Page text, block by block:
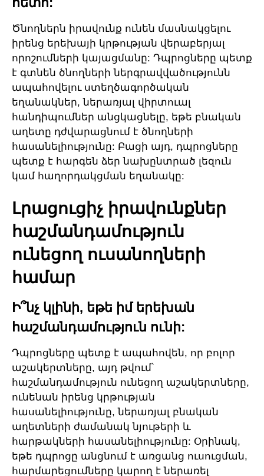
Ծնողներն իրավունք ունեն մասնակցելու
իրենց երեխայի կրթության վերաբերյալ
որոշումների կայացմանը: Դպրոցները պետք
է գտնեն ծնողների ներգրավվածությունն
ապահովելու ստեղծագործական
եղանակներ, ներառյալ վիրտուալ
հանդիպումներ անցկացնելը, եթե բնական
աղետը դժվարացնում է ծնողների
հասանելիությունը: Բացի այդ, դպրոցները
պետք է հարգեն ձեր նախընտրած լեզուն
կամ հաղորդակցման եղանակը:
Լրացուցիչ իրավունքներ
հաշմանդամություն
ունեցող ուսանողների
համար
Ի՞նչ կլինի, եթե իմ երեխան
հաշմանդամություն ունի:
Դպրոցները պետք է ապահովեն, որ բոլոր
աշակերտները, այդ թվում՝
հաշմանդամություն ունեցող աշակերտները,
ունենան իրենց կրթության
հասանելիությունը, ներառյալ բնական
աղետների ժամանակ նյութերի և
հարթակների հասանելիությունը: Օրինակ,
եթե դպրոցը անցնում է առցանց ուսուցման,
հարմարեցումները կարող է ներառել